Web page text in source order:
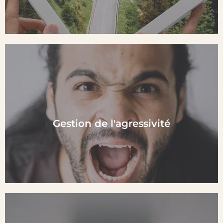
Gestion de l'agressivité
En Savoir plus